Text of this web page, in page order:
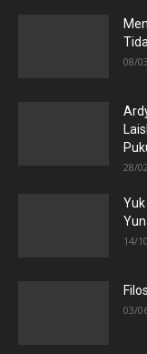
08/
28/
14/
03/